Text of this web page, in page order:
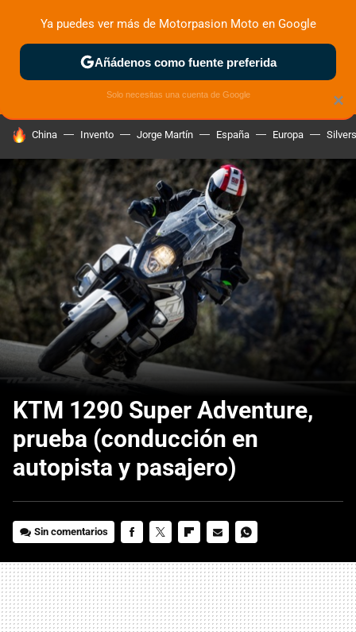
ZONA DE PRUEBAS DEPORTIVAS MOTOS ELÉCTRICAS
HOY SE HABLA DE
China Invento Jorge Martín España Europa
KTM 1290 Super Adventure,
prueba (conducción en
autopista y pasajero)
Sin comentarios
MAIL
×
Ya puedes ver más de Motorpasion Moto en Google
Añádenos como fuente preferida
Solo necesitas una cuenta de Google